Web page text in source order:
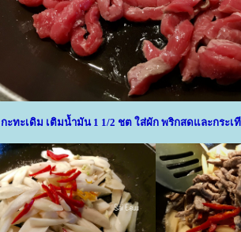
กะทะเดิม เติมน้ำมัน 1 1/2 ชต ใส่ผัก พริกสดและกระเ